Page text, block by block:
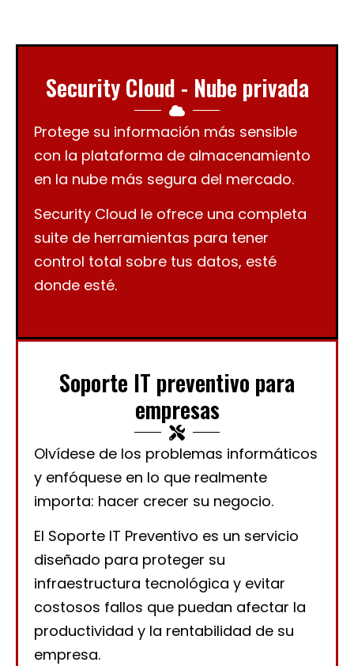
Security Cloud - Nube privada
Protege su información más sensible
con la plataforma de almacenamiento
en la nube más segura del mercado.
Security Cloud le ofrece una completa
suite de herramientas para tener
control total sobre tus datos, esté
donde esté.
Soporte IT preventivo para
empresas
Olvídese de los problemas informáticos
y enfóquese en lo que realmente
importa: hacer crecer su negocio.
El Soporte IT Preventivo es un servicio
diseñado para proteger su
infraestructura tecnológica y evitar
costosos fallos que puedan afectar la
productividad y la rentabilidad de su
empresa.